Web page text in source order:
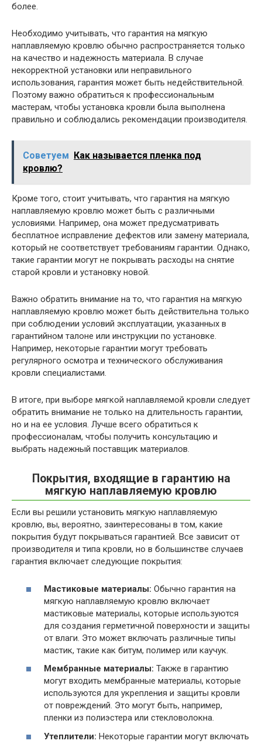
более.
Необходимо учитывать, что гарантия на мягкую
наплавляемую кровлю обычно распространяется только
на качество и надежность материала. В случае
некорректной установки или неправильного
использования, гарантия может быть недействительной.
Поэтому важно обратиться к профессиональным
мастерам, чтобы установка кровли была выполнена
правильно и соблюдались рекомендации производителя.
Советуем Как называется пленка под
кровлю?
Кроме того, стоит учитывать, что гарантия на мягкую
наплавляемую кровлю может быть с различными
условиями. Например, она может предусматривать
бесплатное исправление дефектов или замену материала,
который не соответствует требованиям гарантии. Однако,
такие гарантии могут не покрывать расходы на снятие
старой кровли и установку новой.
Важно обратить внимание на то, что гарантия на мягкую
наплавляемую кровлю может быть действительна только
при соблюдении условий эксплуатации, указанных в
гарантийном талоне или инструкции по установке.
Например, некоторые гарантии могут требовать
регулярного осмотра и технического обслуживания
кровли специалистами.
В итоге, при выборе мягкой наплавляемой кровли следует
обратить внимание не только на длительность гарантии,
но и на ее условия. Лучше всего обратиться к
профессионалам, чтобы получить консультацию и
выбрать надежный поставщик материалов.
Покрытия, входящие в гарантию на
мягкую наплавляемую кровлю
Если вы решили установить мягкую наплавляемую
кровлю, вы, вероятно, заинтересованы в том, какие
покрытия будут покрываться гарантией. Все зависит от
производителя и типа кровли, но в большинстве случаев
гарантия включает следующие покрытия:
Мастиковые материалы: Обычно гарантия на
мягкую наплавляемую кровлю включает
мастиковые материалы, которые используются
для создания герметичной поверхности и защиты
от влаги. Это может включать различные типы
мастик, такие как битум, полимер или каучук.
Мембранные материалы: Также в гарантию
могут входить мембранные материалы, которые
используются для укрепления и защиты кровли
от повреждений. Это могут быть, например,
пленки из полиэстера или стекловолокна.
Утеплители: Некоторые гарантии могут включать